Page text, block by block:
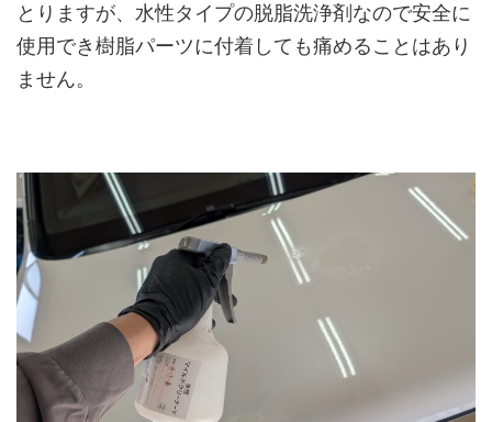
とりますが、水性タイプの脱脂洗浄剤なので安全に
使用でき樹脂パーツに付着しても痛めることはあり
ません。